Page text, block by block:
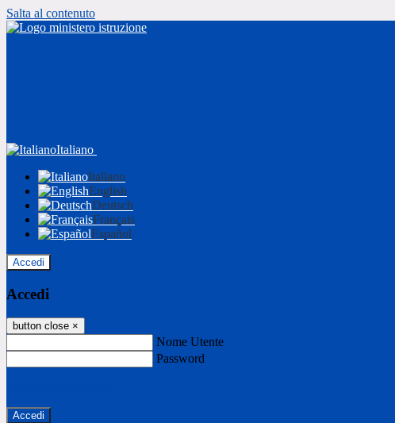
Salta al contenuto
Italiano
Italiano
English
Deutsch
Français
Español
Accedi
Accedi
button close ×
Nome Utente
Password